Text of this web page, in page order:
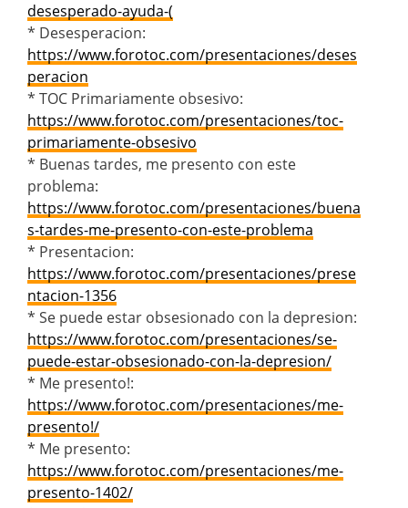
desesperado-ayuda-(
* Desesperacion:
https://www.forotoc.com/presentaciones/deses
peracion
* TOC Primariamente obsesivo:
https://www.forotoc.com/presentaciones/toc-
primariamente-obsesivo
* Buenas tardes, me presento con este
problema:
https://www.forotoc.com/presentaciones/buena
s-tardes-me-presento-con-este-problema
* Presentacion:
https://www.forotoc.com/presentaciones/prese
ntacion-1356
* Se puede estar obsesionado con la depresion:
https://www.forotoc.com/presentaciones/se-
puede-estar-obsesionado-con-la-depresion/
* Me presento!:
https://www.forotoc.com/presentaciones/me-
presento!/
* Me presento:
https://www.forotoc.com/presentaciones/me-
presento-1402/